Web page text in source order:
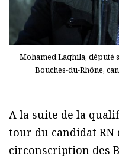
Mohamed Laqhila, député
Bouches-du-Rhône,
A la suite de la
tour du candidat RN
circonscription des